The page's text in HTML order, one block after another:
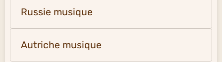
Russie musique
Autriche musique